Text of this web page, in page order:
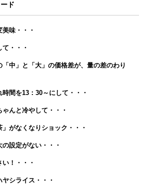
ド
味・・・
・・・
「中」と「大」の価格差が、量の差のわり
間を13：30～にして・・・
んと冷やして・・・
がなくなりショック・・・
設定がない・・・
！・・・
ヤシライス・・・